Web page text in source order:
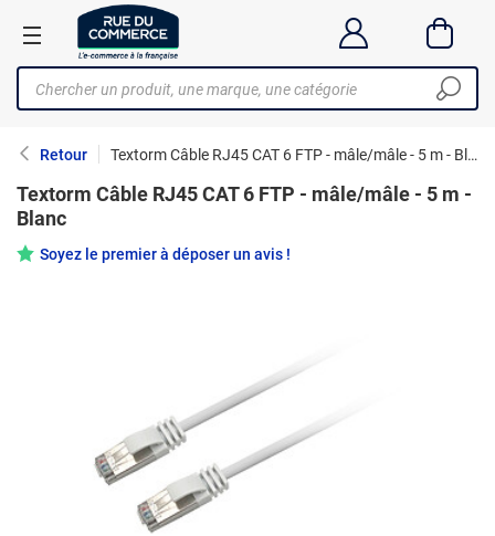
Retour Textorm Câble RJ45 CAT 6 FTP - mâle/mâle - 5 m - Blanc
Textorm Câble RJ45 CAT 6 FTP - mâle/mâle - 5 m -
Blanc
Soyez le premier à déposer un avis !